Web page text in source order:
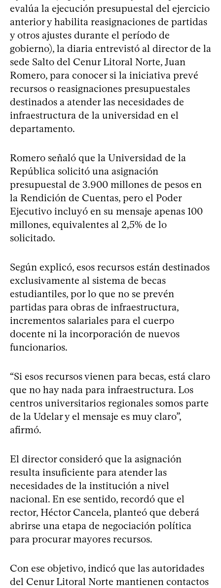
evalúa la ejecución presupuestal del ejercicio
anterior y habilita reasignaciones de partidas
y otros ajustes durante el período de
gobierno), la diaria entrevistó al director de la
sede Salto del Cenur Litoral Norte, Juan
Romero, para conocer si la iniciativa prevé
recursos o reasignaciones presupuestales
destinados a atender las necesidades de
infraestructura de la universidad en el
departamento.
Romero señaló que la Universidad de la
República solicitó una asignación
presupuestal de 3.900 millones de pesos en
la Rendición de Cuentas, pero el Poder
Ejecutivo incluyó en su mensaje apenas 100
millones, equivalentes al 2,5% de lo
solicitado.
Según explicó, esos recursos están destinados
exclusivamente al sistema de becas
estudiantiles, por lo que no se prevén
partidas para obras de infraestructura,
incrementos salariales para el cuerpo
docente ni la incorporación de nuevos
funcionarios.
“Si esos recursos vienen para becas, está claro
que no hay nada para infraestructura. Los
centros universitarios regionales somos parte
de la Udelar y el mensaje es muy claro”,
afirmó.
El director consideró que la asignación
resulta insuficiente para atender las
necesidades de la institución a nivel
nacional. En ese sentido, recordó que el
rector, Héctor Cancela, planteó que deberá
abrirse una etapa de negociación política
para procurar mayores recursos.
Con ese objetivo, indicó que las autoridades
del Cenur Litoral Norte mantienen contactos